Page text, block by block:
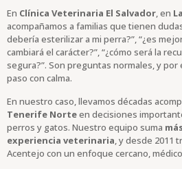
En Clínica Veterinaria El Salvador, en
acompañamos a familias que tienen
debería esterilizar a mi perra?”, “¿es
cambiará el carácter?”, “¿cómo será la
segura?”. Son preguntas normales, y por
paso con calma.
En nuestro caso, llevamos décadas
Tenerife Norteen decisiones
perros y gatos. Nuestro equipo suma
experiencia veterinaria, y desde 2011
Acentejo con un enfoque cercano,